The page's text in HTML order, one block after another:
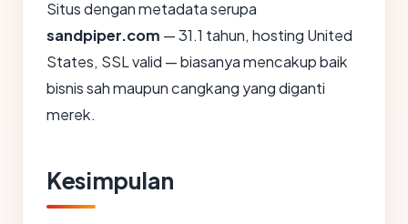
Situs dengan metadata serupa
sandpiper.com — 31.1 tahun, hosting United
States, SSL valid — biasanya mencakup baik
bisnis sah maupun cangkang yang diganti
merek.
Kesimpulan